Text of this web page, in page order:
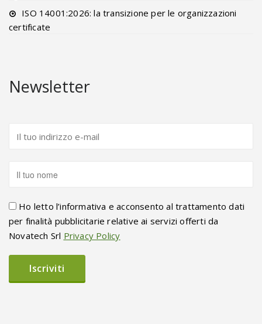
ISO 14001:2026: la transizione per le organizzazioni
certificate
Newsletter
Ho letto l’informativa e acconsento al trattamento dati
per finalità pubblicitarie relative ai servizi offerti da
Novatech Srl Privacy Policy